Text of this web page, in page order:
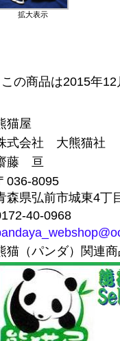
拡大表示
この商品は2015年
猫屋
式会社 大熊猫社
藤 亘
036-8095
森県弘前市城東4丁
40-0968
猫（パンダ）関連